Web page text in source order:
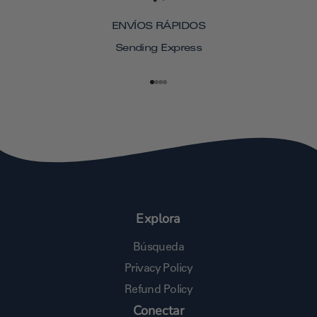
ENVÍOS RÁPIDOS
Sending Express
Ir al artículo 1
Ir al artículo 2
Ir al artículo 3
Ir al artículo 4
Explora
Búsqueda
Privacy Policy
Refund Policy
Conectar